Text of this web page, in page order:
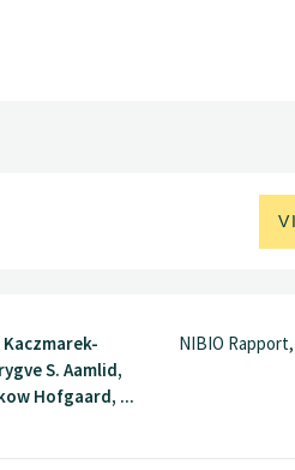
S. Aamlid,
Hofgaard, ...
NIBIO Rapport,